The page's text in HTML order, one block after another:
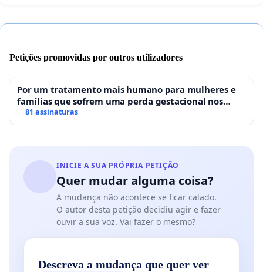
Petições promovidas por outros utilizadores
Por um tratamento mais humano para mulheres e
famílias que sofrem uma perda gestacional nos
hospitais portugueses
81 assinaturas
INICIE A SUA PRÓPRIA PETIÇÃO
Quer mudar alguma coisa?
A mudança não acontece se ficar calado.
O autor desta petição decidiu agir e fazer
ouvir a sua voz. Vai fazer o mesmo?
Descreva a mudança que quer ver